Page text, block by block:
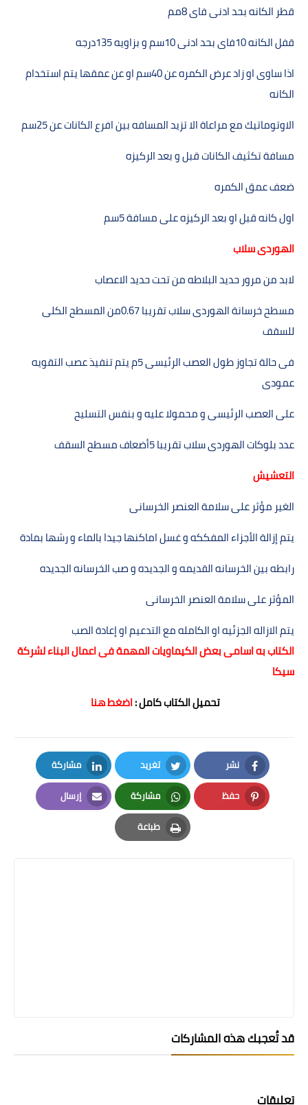
قطر الكانه بحد ادنى فاى8مم
قفل الكانه10فاى بحد ادنى10سم و بزاويه135درجه
اذا ساوى او زاد عرض الكمره عن40سم او عن عمقھا يتم استخدام
الكانه
الاوتوماتيك مع مراعاة الا تزيد المسافه بين افرع الكانات عن25سم
مسافة تكثيف الكانات قبل و بعد الركيزه
ضعف عمق الكمره
اول كانه قبل او بعد الركيزه على مسافة5سم
الھوردى سلاب
لابد من مرور حديد البلاطه من تحت حديد الاعصاب
مسطح خرسانة الھوردى سلاب تقريبا0.67من المسطح الكلى
للسقف
فى حالة تجاوز طول العصب الرئيسى5م يتم تنفيذ عصب التقويه
عمودى
على العصب الرئيسى و محمولا عليه و بنفس التسليح
عدد بلوكات الھوردى سلاب تقريبا5أضعاف مسطح السقف
التعشيش
الغير مؤثر على سلامة العنصر الخرسانى
يتم إزالة الأجزاء المفككه و غسل اماكنھا جيدا بالماء و رشھا بمادة
رابطه بين الخرسانه القديمه و الجديده و صب الخرسانه الجديده
المؤثر على سلامة العنصر الخرسانى
يتم الازاله الجزئيه او الكامله مع التدعيم او إعادة الصب
الكتاب به اسامى بعض الكيماويات المهمة فى اعمال البناء لشركة
سيكا
تحميل الكتاب كامل :اضغط هنا
نشر
Facebook
تغريد
Twitter
مشاركة
LinkedIn
حفظ
Pinterest
مشاركة
Whatsapp
إرسال
Email
طباعة
Print
قد تُعجبك هذه المشاركات
تعليقات